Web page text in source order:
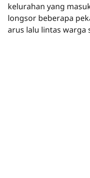
kelurahan yang
longsor beberapa
arus lalu lintas warga